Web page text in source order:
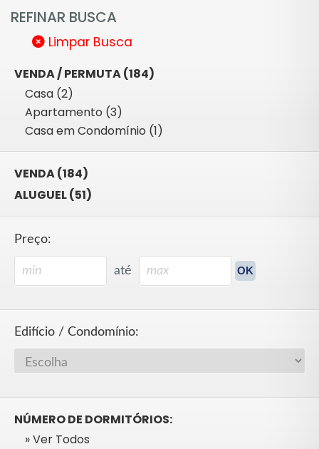
REFINAR BUSCA
Limpar Busca
VENDA / PERMUTA (184)
Casa (2)
Apartamento (3)
Casa em Condomínio (1)
VENDA (184)
ALUGUEL (51)
Preço:
até
Edifício / Condomínio:
NÚMERO DE DORMITÓRIOS:
» Ver Todos